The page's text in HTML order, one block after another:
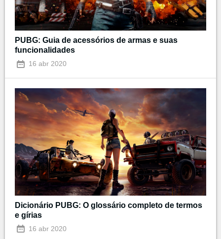
PUBG: Guia de acessórios de armas e suas
funcionalidades
16 abr 2020
Dicionário PUBG: O glossário completo de termos
e gírias
16 abr 2020